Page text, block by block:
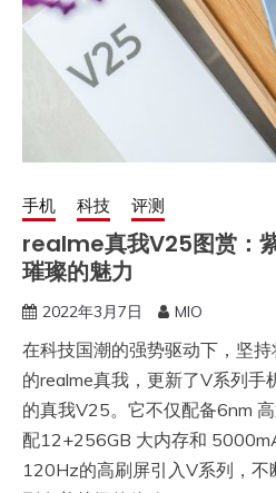
手机 科技 评测
realme真我V25图赏：
璀璨的魅力
2022年3月7日 MIO
在科技国潮的强势驱动下，坚
的realme真我，更新了V系列手
的真我V25。它不仅配备6nm
配12+256GB 大内存和
120Hz的高刷屏引入V系列，不